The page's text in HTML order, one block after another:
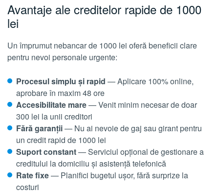
Avantaje ale creditelor rapide de 1000
lei
Un împrumut nebancar de 1000 lei oferă beneficii clare
pentru nevoi personale urgente:
Procesul simplu și rapid — Aplicare 100% online,
aprobare în maxim 48 ore
Accesibilitate mare— Venit minim necesar de doar
300 lei la unii creditori
Fără garanții— Nu ai nevoie de gaj sau girant pentru
un credit rapid de 1000 lei
Suport constant— Serviciul opțional de gestionare a
creditului la domiciliu și asistență telefonică
Rate fixe— Planifici bugetul ușor, fără surprize la
costuri